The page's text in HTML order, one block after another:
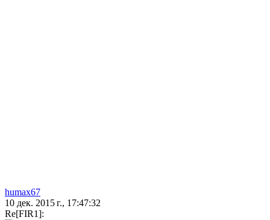
humax67
10 дек. 2015 г., 17:47:32
Re[FIR1]: